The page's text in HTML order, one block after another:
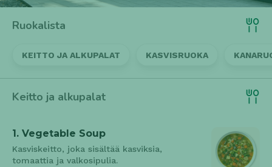
cookie_consent
- Käytetään evästeasetusten
tallentamisessa
_ga- Google Analytics: käyttäjien tunnistus (2
_gid- Google Analytics: istunnon tunnistus (24
tuntia).
_gat / _ga_*
_gcl_au- Google Ads -konversioseuranta (noin 90
päivää).
Mainonta- ja kolmannen osapuolen evästeet
Ruokalista
KEITTO JA ALKUPALAT KASVISRUOKA
Keitto ja alkupalat
1. Vegetable Soup
Kasviskeitto, joka sisältää kasviksia,
tomaattia ja valkosipulia.